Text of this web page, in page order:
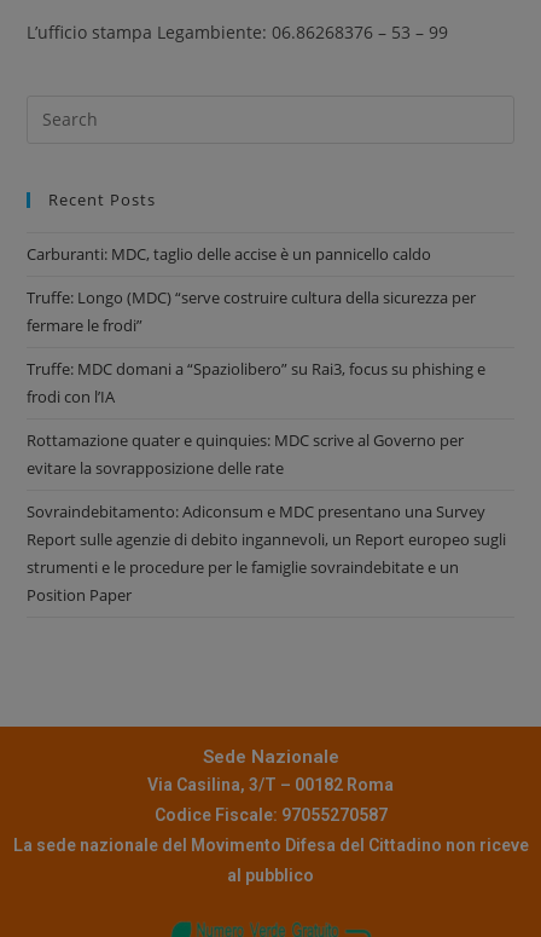
L’ufficio stampa Legambiente: 06.86268376 – 53 – 99
Recent Posts
Carburanti: MDC, taglio delle accise è un pannicello caldo
Truffe: Longo (MDC) “serve costruire cultura della sicurezza per
fermare le frodi”
Truffe: MDC domani a “Spaziolibero” su Rai3, focus su phishing e
frodi con l’IA
Rottamazione quater e quinquies: MDC scrive al Governo per
evitare la sovrapposizione delle rate
Sovraindebitamento: Adiconsum e MDC presentano una Survey
Report sulle agenzie di debito ingannevoli, un Report europeo sugli
strumenti e le procedure per le famiglie sovraindebitate e un
Position Paper
Sede Nazionale
Via Casilina, 3/T – 00182 Roma
Codice Fiscale: 97055270587
La sede nazionale del Movimento Difesa del Cittadino non riceve
al pubblico